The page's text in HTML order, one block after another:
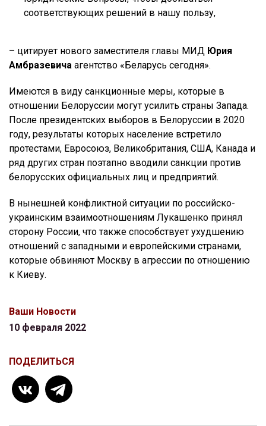
соответствующих решений в нашу пользу,
– цитирует нового заместителя главы МИД Юрия
Амбразевича агентство «Беларусь сегодня».
Имеются в виду санкционные меры, которые в
отношении Белоруссии могут усилить страны Запада.
После президентских выборов в Белоруссии в 2020
году, результаты которых население встретило
протестами, Евросоюз, Великобритания, США, Канада и
ряд других стран поэтапно вводили санкции против
белорусских официальных лиц и предприятий.
В нынешней конфликтной ситуации по российско-
украинским взаимоотношениям Лукашенко принял
сторону России, что также способствует ухудшению
отношений с западными и европейскими странами,
которые обвиняют Москву в агрессии по отношению
к Киеву.
Ваши Новости
10 февраля 2022
ПОДЕЛИТЬСЯ